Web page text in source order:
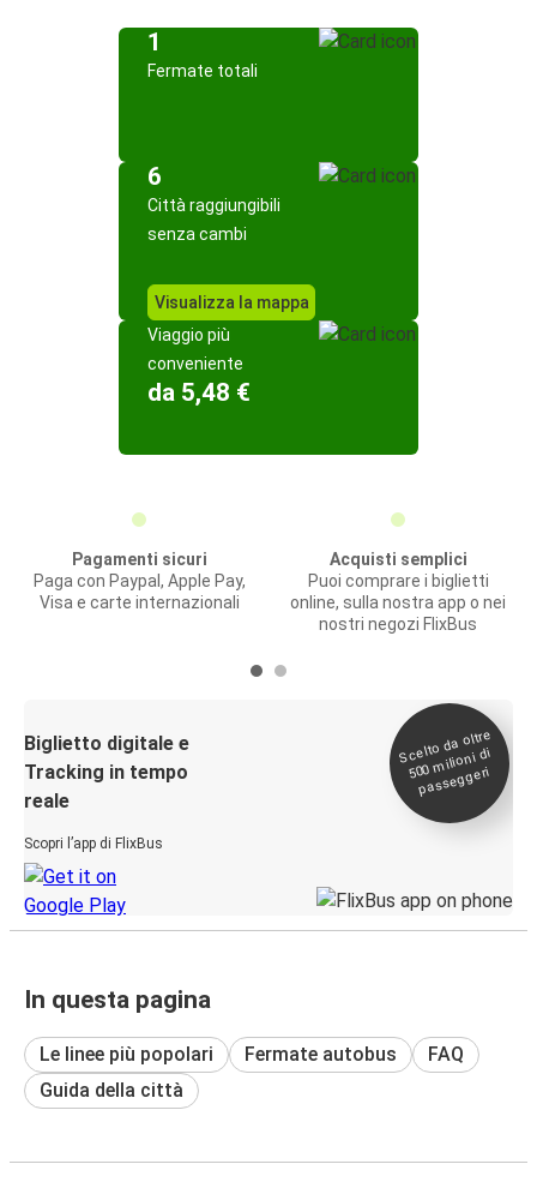
1
Fermate totali
6
Città raggiungibili
senza cambi
Visualizza la mappa
Viaggio più
conveniente
da 5,48 €
Pagamenti sicuri
Paga con Paypal, Apple Pay,
Visa e carte internazionali
Acquisti semplici
Puoi comprare i biglietti
online, sulla nostra app o nei
nostri negozi FlixBus
Biglietto digitale e
Tracking in tempo
reale
Scopri l’app di FlixBus
Scelto da oltre
500
milioni di
passeggeri
In questa pagina
Le linee più popolari Fermate autobus
FAQ
Guida della città